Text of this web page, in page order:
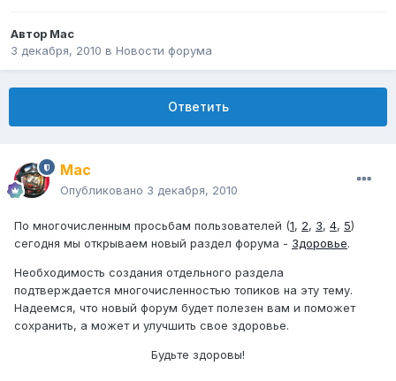
Автор Mac
3 декабря, 2010 в Новости форума
Ответить
Mac
Опубликовано 3 декабря, 2010
По многочисленным просьбам пользователей (1, 2, 3, 4, 5)
сегодня мы открываем новый раздел форума - Здоровье.
Необходимость создания отдельного раздела
подтверждается многочисленностью топиков на эту тему.
Надеемся, что новый форум будет полезен вам и поможет
сохранить, а может и улучшить свое здоровье.
Будьте здоровы!